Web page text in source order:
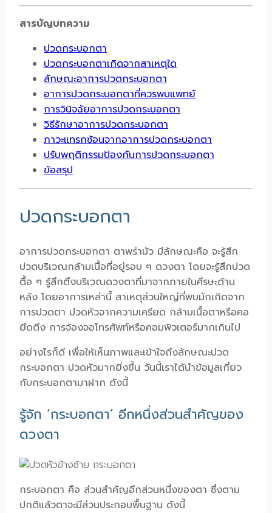
สารบัญบทความ
ปวดกระบอกตา
ปวดกระบอกตาเกิดจากสาเหตุใด
ลักษณะอาการปวดกระบอกตา
อาการปวดกระบอกตาที่ควรพบแพทย์
การวินิจฉัยอาการปวดกระบอกตา
วิธีรักษาอาการปวดกระบอกตา
ภาวะแทรกซ้อนจากอาการปวดกระบอกตา
ปรับพฤติกรรมป้องกันการปวดกระบอกตา
ข้อสรุป
ปวดกระบอกตา
อาการปวดกระบอกตา ตาพร่ามัว มีลักษณะคือ จะรู้สึก
ปวดบริเวณกล้ามเนื้อที่อยู่รอบ ๆ ดวงตา โดยจะรู้สึกปวด
ตื้อ ๆ รู้สึกตึงบริเวณดวงตาที่มาจากภายในศีรษะด้าน
หลัง โดยอาการเหล่านี้ สาเหตุส่วนใหญ่ที่พบมักเกิดจาก
การปวดตา ปวดหัวจากความเครียด กล้ามเนื้อตาหรือคอ
ยึดตึง การจ้องจอโทรศัพท์หรือคอมพิวเตอร์มากเกินไป
อย่างไรก็ดี เพื่อให้เห็นภาพและเข้าใจถึงลักษณะปวด
กระบอกตา ปวดหัวมากยิ่งขึ้น วันนี้เราได้นำข้อมูลเกี่ยว
กับกระบอกตามาฝาก ดังนี้
รู้จัก ‘กระบอกตา’ อีกหนึ่งส่วนสำคัญของ
ดวงตา
กระบอกตา คือ ส่วนสำคัญอีกส่วนหนึ่งของตา ซึ่งตาม
ปกติแล้วตาจะมีส่วนประกอบพื้นฐาน ดังนี้